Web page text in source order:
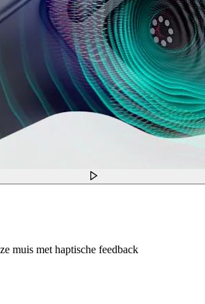
muis met haptische feedback